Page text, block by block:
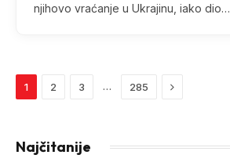
njihovo vraćanje u Ukrajinu, iako dio…
1 2 3 … 285 Next
Najčitanije